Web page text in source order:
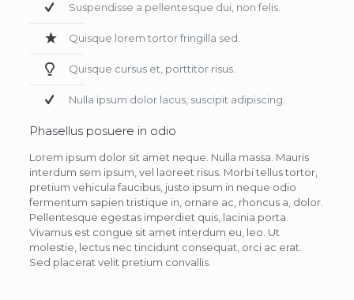
Suspendisse a pellentesque dui, non felis.
Quisque lorem tortor fringilla sed.
Quisque cursus et, porttitor risus.
Nulla ipsum dolor lacus, suscipit adipiscing.
Phasellus posuere in odio
Lorem ipsum dolor sit amet neque. Nulla massa. Mauris
interdum sem ipsum, vel laoreet risus. Morbi tellus tortor,
pretium vehicula faucibus, justo ipsum in neque odio
fermentum sapien tristique in, ornare ac, rhoncus a, dolor.
Pellentesque egestas imperdiet quis, lacinia porta.
Vivamus est congue sit amet interdum eu, leo. Ut
molestie, lectus nec tincidunt consequat, orci ac erat.
Sed placerat velit pretium convallis.